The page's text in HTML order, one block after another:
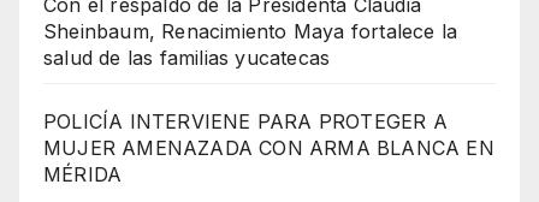
Sheinbaum, Renacimiento Maya fortalece la
salud de las familias yucatecas
POLICÍA INTERVIENE PARA PROTEGER A
MUJER AMENAZADA CON ARMA BLANCA EN
MÉRIDA